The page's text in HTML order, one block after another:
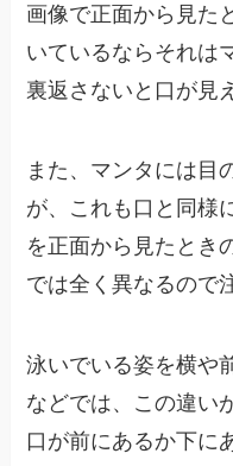
画像で正面から見た
いているならそれは
裏返さないと口が見
また、マンタには目
が、これも口と同様
を正面から見たとき
では全く異なるので
泳いでいる姿を横や
などでは、この違い
口が前にあるか下に